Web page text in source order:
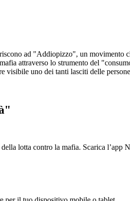
ad "Addiopizzo", un
attraverso lo strumento del
uno dei tanti lasciti delle
lotta contro la mafia. Scarica